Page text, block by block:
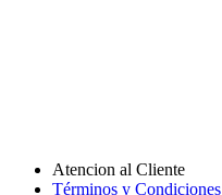
Atencion al Cliente
Términos y Condiciones